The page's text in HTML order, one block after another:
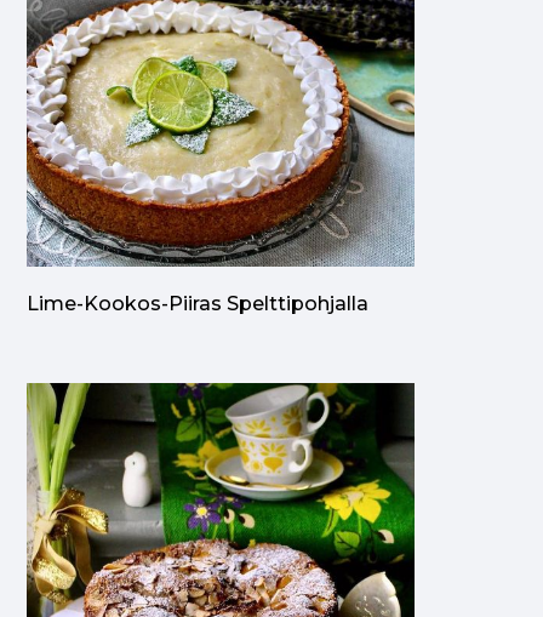
Lime-Kookos-Piiras Spelttipohjalla